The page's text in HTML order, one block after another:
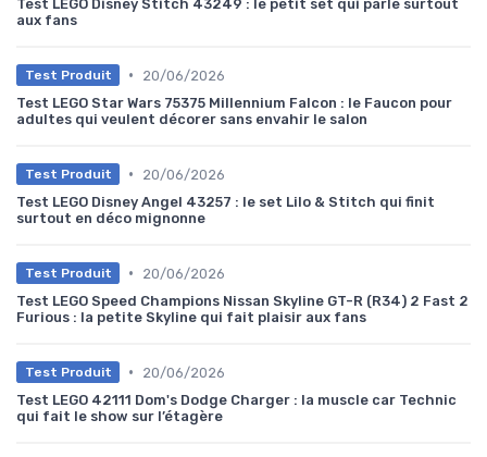
Test LEGO Disney Stitch 43249 : le petit set qui parle surtout
aux fans
Test Produit •
20/06/2026
Test LEGO Star Wars 75375 Millennium Falcon : le Faucon pour
adultes qui veulent décorer sans envahir le salon
Test Produit •
20/06/2026
Test LEGO Disney Angel 43257 : le set Lilo & Stitch qui finit
surtout en déco mignonne
Test Produit •
20/06/2026
Test LEGO Speed Champions Nissan Skyline GT-R (R34) 2 Fast 2
Furious : la petite Skyline qui fait plaisir aux fans
Test Produit •
20/06/2026
Test LEGO 42111 Dom's Dodge Charger : la muscle car Technic
qui fait le show sur l’étagère